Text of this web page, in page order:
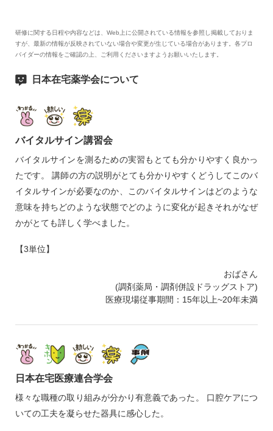
研修に関する日程や内容などは、Web上に公開されている情報を参照し掲載しておりま
すが、最新の情報が反映されていない場合や変更が生じている場合があります。各プロ
バイダーの情報をご確認の上、ご利用くださいますようお願いいたします。
日本在宅薬学会について
バイタルサイン講習会
バイタルサインを測るための実習もとても分かりやすく良かっ
たです。 講師の方の説明がとても分かりやすくどうしてこのバ
イタルサインが必要なのか、このバイタルサインはどのような
意味を持ちどのような状態でどのように変化が起きそれがなぜ
かがとても詳しく学べました。
【3単位】
おばさん
(調剤薬局・調剤併設ドラッグストア)
医療現場従事期間：15年以上~20年未満
日本在宅医療連合学会
様々な職種の取り組みが分かり有意義であった。 口腔ケアにつ
いての工夫を凝らせた器具に感心した。